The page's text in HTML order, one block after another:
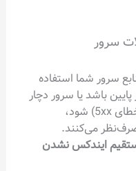
سرور شما استفاده
باشد یا سرور دچار
خطاهای موقتی (مثل Timeout یا خطای 5xx) شود،
می‌کنند.
ایندکس نشدن